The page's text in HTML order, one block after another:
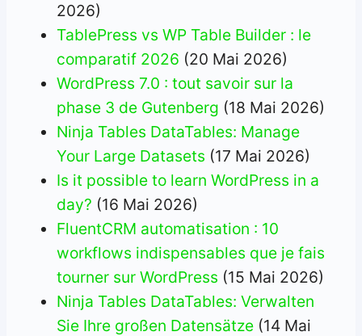
2026)
TablePress vs WP Table Builder : le
comparatif 2026 (20 Mai 2026)
WordPress 7.0 : tout savoir sur la
phase 3 de Gutenberg (18 Mai 2026)
Ninja Tables DataTables: Manage
Your Large Datasets (17 Mai 2026)
Is it possible to learn WordPress in a
day? (16 Mai 2026)
FluentCRM automatisation : 10
workflows indispensables que je fais
tourner sur WordPress (15 Mai 2026)
Ninja Tables DataTables: Verwalten
Sie Ihre großen Datensätze (14 Mai